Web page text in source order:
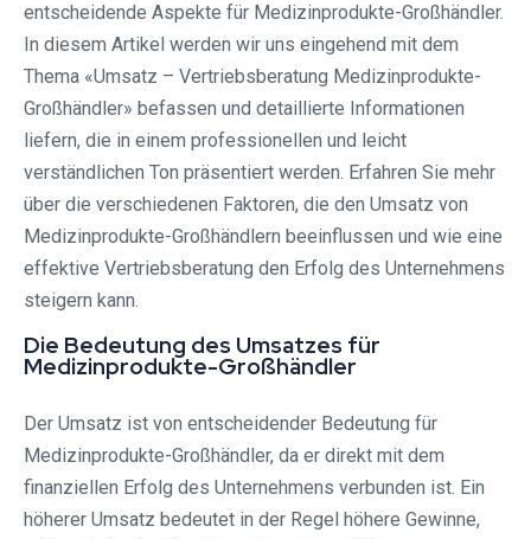
entscheidende Aspekte für Medizinprodukte-Großhändler.
In diesem Artikel werden wir uns eingehend mit dem
Thema «Umsatz – Vertriebsberatung Medizinprodukte-
Großhändler» befassen und detaillierte Informationen
liefern, die in einem professionellen und leicht
verständlichen Ton präsentiert werden. Erfahren Sie mehr
über die verschiedenen Faktoren, die den Umsatz von
Medizinprodukte-Großhändlern beeinflussen und wie eine
effektive Vertriebsberatung den Erfolg des Unternehmens
steigern kann.
Die Bedeutung des Umsatzes für
Medizinprodukte-Großhändler
Der Umsatz ist von entscheidender Bedeutung für
Medizinprodukte-Großhändler, da er direkt mit dem
finanziellen Erfolg des Unternehmens verbunden ist. Ein
höherer Umsatz bedeutet in der Regel höhere Gewinne,